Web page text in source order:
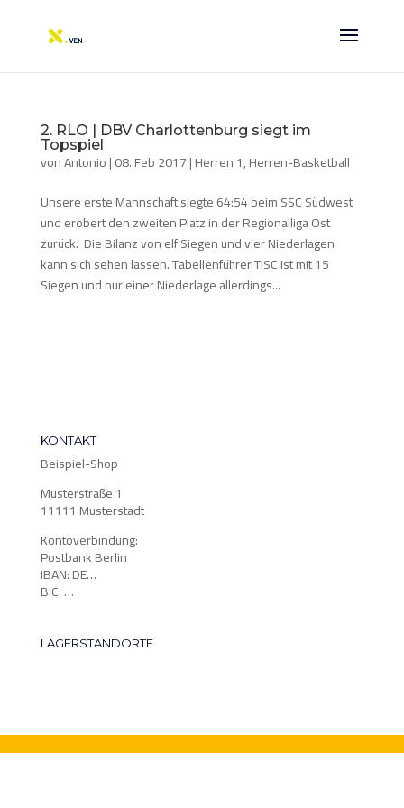
2. RLO | DBV Charlottenburg siegt im
Topspiel
vonAntonio|08. Feb 2017|Herren 1,Herren-Basketball
Unsere erste Mannschaft siegte 64:54 beim SSC Südwest
und erobert den zweiten Platz in der Regionalliga Ost
zurück. Die Bilanz von elf Siegen und vier Niederlagen
kann sich sehen lassen. Tabellenführer TISC ist mit 15
Siegen und nur einer Niederlage allerdings...
KONTAKT
Beispiel-Shop
Musterstraße 1
11111 Musterstadt
Kontoverbindung:
Postbank Berlin
IBAN: DE…
BIC: …
LAGERSTANDORTE